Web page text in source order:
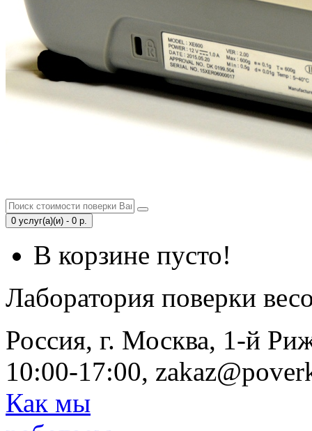
0 услуг(а)(и) - 0 р.
В корзине пусто!
Лаборатория поверки
Россия, г. Москва, 1-й
10:00-17:00,
Как мы